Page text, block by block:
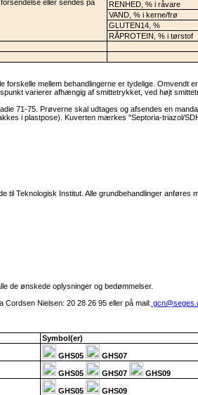
eller sendes på
RENHED, % i råvare
VAND, % i kerne/frø
GLUTEN14, %
RÅPROTEIN, % i tørstof
mellem behandlingerne er tydelige.
varierer afhængig af smittetrykket, ved højt
71-75. Prøverne skal udtages og afsendes en
i plastpose). Kuverten mærkes "Septoria-triazol/
Teknologisk Institut. Alle grundbehandlinger
de ønskede oplysninger og bedømmelser.
Nielsen: 20 28 26 95 eller på mail:
Symbol(er)
GHS05
GHS07
GHS05 GHS07
GHS09
GHS05 GHS09